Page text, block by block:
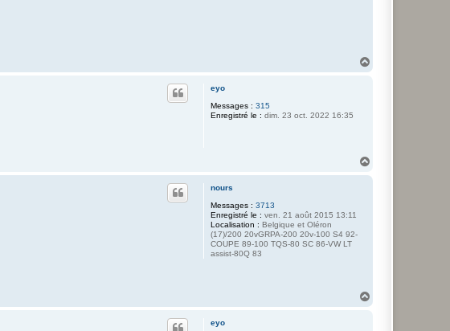
eyo
Messages : 315
Enregistré le : dim. 23 oct. 2022 16:35
nours
Messages : 3713
Enregistré le : ven. 21 août 2015 13:11
Localisation : Belgique et Oléron
(17)/200 20vGRPA-200 20v-100 S4 92-
COUPE 89-100 TQS-80 SC 86-VW LT
assist-80Q 83
eyo